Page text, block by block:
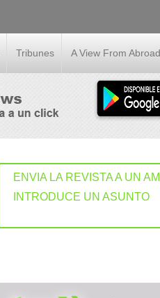
Tribunes A View From Abroad
ENVIA LA REVISTA A UN
INTRODUCE UN ASUNTO